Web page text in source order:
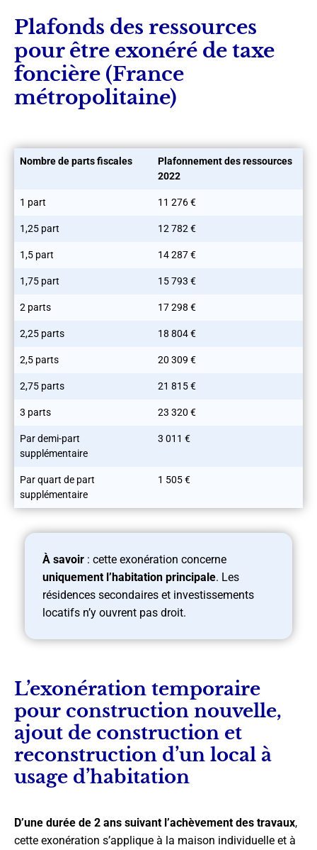
Plafonds des ressources
pour être exonéré de taxe
foncière (France
métropolitaine)
Nombre de parts fiscales
Plafonnement des ressources
2022
1 part 11 276 €
1,25 part 12 782 €
1,5 part 14 287 €
1,75 part 15 793 €
2 parts 17 298 €
2,25 parts 18 804 €
2,5 parts 20 309 €
2,75 parts 21 815 €
3 parts 23 320 €
Par demi-part
supplémentaire
3 011 €
Par quart de part
supplémentaire
1 505 €
À savoir : cette exonération concerne
uniquement l’habitation principale. Les
résidences secondaires et investissements
locatifs n’y ouvrent pas droit.
L’exonération temporaire
pour construction nouvelle,
ajout de construction et
reconstruction d’un local à
usage d’habitation
D’une durée de 2 ans suivant l’achèvement des travaux,
cette exonération s’applique à la maison individuelle et à